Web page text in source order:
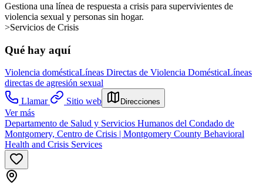
Gestiona una línea de respuesta a crisis para supervivientes de
violencia sexual y personas sin hogar.
>Servicios de Crisis
Qué hay aquí
Violencia domésticaLíneas Directas de Violencia DomésticaLíneas
directas de agresión sexual
Llamar
Sitio web Direcciones
Ver más
Departamento de Salud y Servicios Humanos del Condado de
Montgomery, Centro de Crisis | Montgomery County Behavioral
Health and Crisis Services